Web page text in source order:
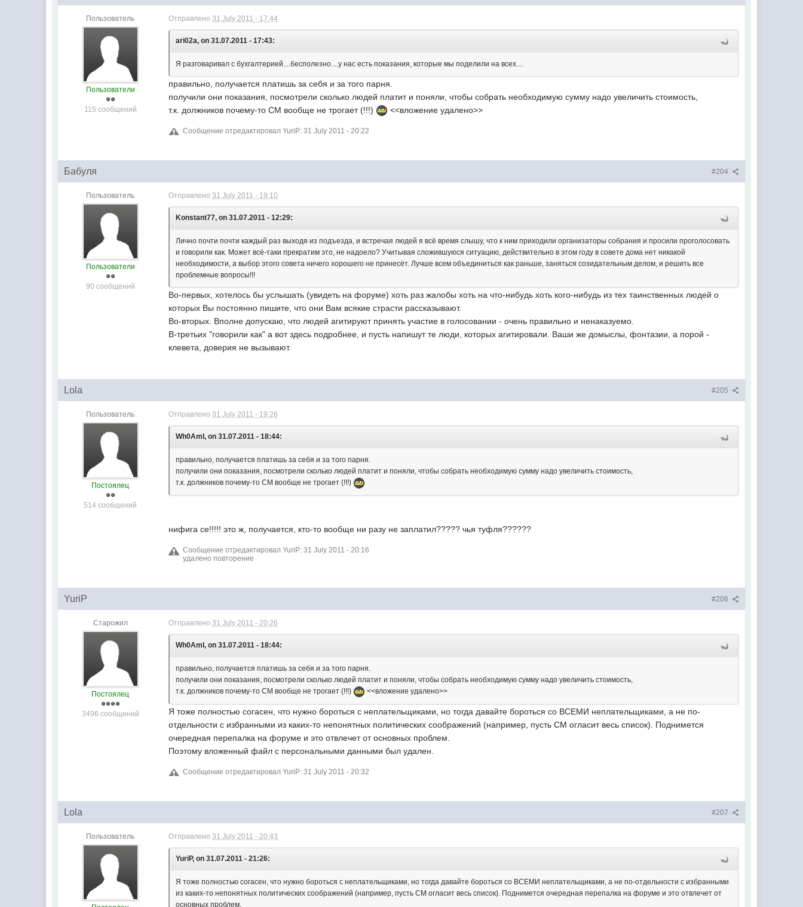
Пользователь
Пользователи
115 сообщений
Отправлено31 July 2011 - 17:44
ari02a, on 31.07.2011 - 17:43:
Я разговаривал с бухгалтерией....бесполезно....у нас есть показания, которые мы поделили на всех....
правильно, получается платишь за себя и за того парня.
получили они показания, посмотрели сколько людей платит и поняли, чтобы собрать необходимую сумму надо увеличить стоимость,
т.к. должников почему-то СМ вообще не трогает (!!!)
<<вложение удалено>>
Сообщение отредактировал YuriP: 31 July 2011 - 20:22
#204
Бабуля
Пользователь
Пользователи
90 сообщений
Отправлено31 July 2011 - 19:10
Konstant77, on 31.07.2011 - 12:29:
Лично почти почти каждый раз выходя из подъезда, и встречая людей я всё время слышу, что к ним приходили организаторы собрания и просили проголосовать
и говорили как. Может всё-таки прекратим это, не надоело? Учитывая сложившуюся ситуацию, действительно в этом году в совете дома нет никакой
необходимости, а выбор этого совета ничего хорошего не принесёт. Лучше всем объединиться как раньше, заняться созидательным делом, и решить все
проблемные вопросы!!!
Во-первых, хотелось бы услышать (увидеть на форуме) хоть раз жалобы хоть на что-нибудь хоть кого-нибудь из тех таинственных людей о
которых Вы постоянно пишите, что они Вам всякие страсти рассказывают.
Во-вторых. Вполне допускаю, что людей агитируют принять участие в голосовании - очень правильно и ненаказуемо.
В-третьих "говорили как" а вот здесь подробнее, и пусть напишут те люди, которых агитировали. Ваши же домыслы, фонтазии, а порой -
клевета, доверия не вызывают.
#205
Lola
Пользователь
Постоялец
514 сообщений
Отправлено31 July 2011 - 19:26
Wh0AmI, on 31.07.2011 - 18:44:
правильно, получается платишь за себя и за того парня.
получили они показания, посмотрели сколько людей платит и поняли, чтобы собрать необходимую сумму надо увеличить стоимость,
т.к. должников почему-то СМ вообще не трогает (!!!)
нифига се!!!!! это ж, получается, кто-то вообще ни разу не заплатил????? чья туфля??????
Сообщение отредактировал YuriP: 31 July 2011 - 20:16
удалено повторение
#206
YuriP
Старожил
Постоялец
3496 сообщений
Отправлено31 July 2011 - 20:26
Wh0AmI, on 31.07.2011 - 18:44:
правильно, получается платишь за себя и за того парня.
получили они показания, посмотрели сколько людей платит и поняли, чтобы собрать необходимую сумму надо увеличить стоимость,
т.к. должников почему-то СМ вообще не трогает (!!!)
<<вложение удалено>>
Я тоже полностью согасен, что нужно бороться с неплательщиками, но тогда давайте бороться со ВСЕМИ неплательщиками, а не по-
отдельности с избранными из каких-то непонятных политических соображений (например, пусть СМ огласит весь список). Поднимется
очередная перепалка на форуме и это отвлечет от основных проблем.
Поэтому вложенный файл с персональными данными был удален.
Сообщение отредактировал YuriP: 31 July 2011 - 20:32
#207
Lola
Пользователь Отправлено31 July 2011 - 20:43
YuriP, on 31.07.2011 - 21:26:
Я тоже полностью согасен, что нужно бороться с неплательщиками, но тогда давайте бороться со ВСЕМИ неплательщиками, а не по-отдельности с избранными
из каких-то непонятных политических соображений (например, пусть СМ огласит весь список). Поднимется очередная перепалка на форуме и это отвлечет от
основных проблем.